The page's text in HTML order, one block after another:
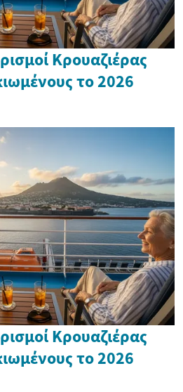
Κρουαζιέρας
το 2026
Κρουαζιέρας
το 2026